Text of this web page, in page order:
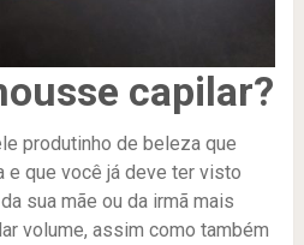
capilar?
produtinho de beleza que
e que você já deve ter visto
sua mãe ou da irmã mais
volume, assim como também